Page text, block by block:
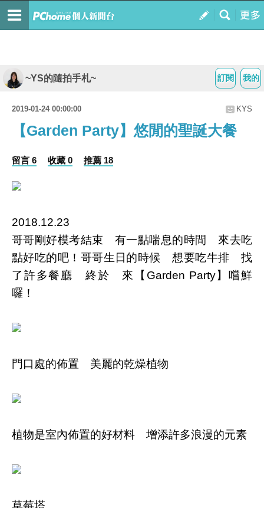
我的
訂閱
~YS的隨拍手札~
2019-01-24 00:00:00 KYS
【Garden Party】悠閒的聖誕大餐
留言 6 收藏 0 推薦 18
2018.12.23
哥哥剛好模考結束 有一點喘息的時間 來去吃
點好吃的吧！哥哥生日的時候 想要吃牛排 找
了許多餐廳 終於 來【Garden Party】嚐鮮
囉！
門口處的佈置 美麗的乾燥植物
植物是室內佈置的好材料 增添許多浪漫的元素
草莓塔